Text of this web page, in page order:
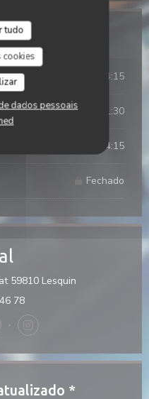
tudo
dados pessoais
11:45 - 14:15
- 14:15 • 19:30 - 21:30
11:45 - 14:15
Fechado
59810 Lesquin
78
numa nova janela))
((abre numa nova
Instagram ((abre numa
*